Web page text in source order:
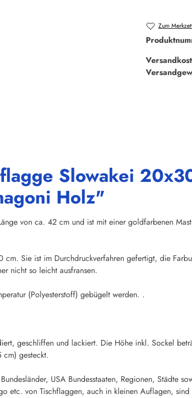
Zum
Slowakei
Holz"
von ca. 42 cm und ist mit einer goldfarbenen
Sie ist im Durchdruckverfahren gefertigt, die
nicht so leicht ausfransen.
(Polyesterstoff) gebügelt werden. .
geschliffen und lackiert. Die Höhe inkl. Sockel
gesteckt.
USA Bundesstaaten, Regionen, Städte
etc. von Tischflaggen, auch in kleinen Auflagen,